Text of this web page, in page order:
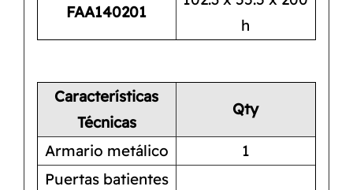
FAA140201
h
Características
Técnicas
Qty
Armario metálico
1
Puertas batientes